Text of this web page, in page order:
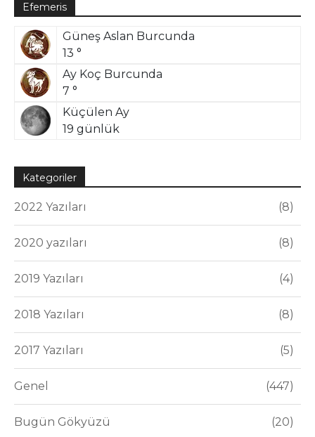
Efemeris
Güneş Aslan Burcunda
13 °
Ay Koç Burcunda
7 °
Küçülen Ay
19 günlük
Kategoriler
2022 Yazıları 8
2020 yazıları 8
2019 Yazıları 4
2018 Yazıları 8
2017 Yazıları 5
Genel 447
Bugün Gökyüzü 20